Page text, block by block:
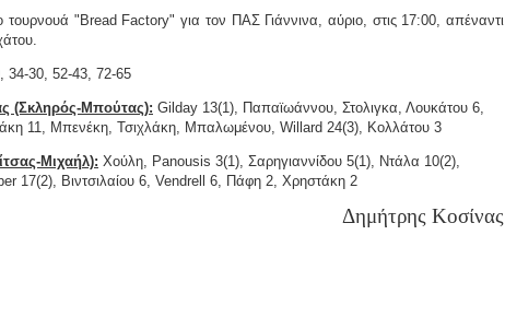
τουρνουά "Bread Factory" για τον ΠΑΣ Γιάννινα, αύριο, στις 17:00, απέναντι
34-30, 52-43, 72-65
(Σκληρός-Μπούτας): Gilday 13(1), Παπαϊωάννου, Στολιγκα, Λουκάτου 6,
11, Μπενέκη, Τσιχλάκη, Μπαλωμένου, Willard 24(3), Κολλάτου 3
Μιχαήλ): Χούλη, Panousis 3(1), Σαρηγιαννίδου 5(1), Ντάλα 10(2),
17(2), Βιντσιλαίου 6, Vendrell 6, Πάφη 2, Χρηστάκη 2
Δημήτρης Κοσίνας